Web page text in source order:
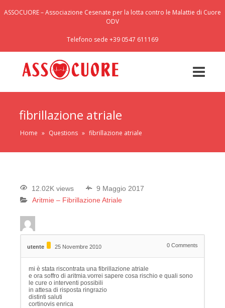
ASSOCUORE – Associazione Cesenate per la lotta contro le Malattie di Cuore
ODV
Telefono sede +39 0547 611169
fibrillazione atriale
Home » Questions » fibrillazione atriale
12.02K views
9 Maggio 2017
Aritmie – Fibrillazione Atriale
utente 25 Novembre 2010 0 Comments
mi è stata riscontrata una fibrillazione atriale
e ora soffro di aritmia.vorrei sapere cosa rischio e quali sono
le cure o interventi possibili
in attesa di risposta ringrazio
distinti saluti
cortinovis enrica